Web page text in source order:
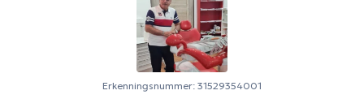
Erkenningsnummer: 31529354001